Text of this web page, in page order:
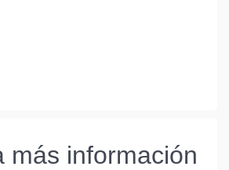
más información